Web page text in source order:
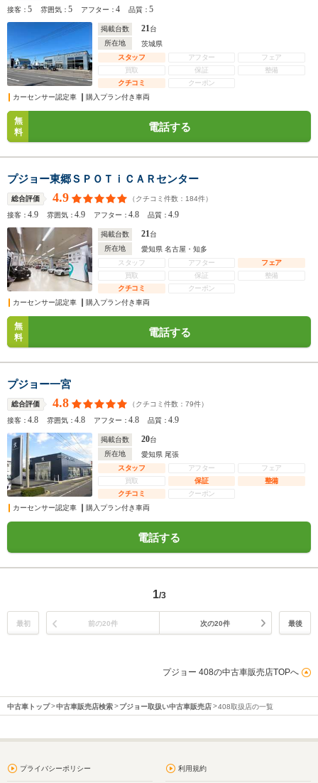
接客：5 雰囲気：5 アフター：4 品質：5
掲載台数 21台
所在地
茨城県
スタッフ
アフター
フェア
買取
保証
整備
クチコミ
クーポン
カーセンサー認定車
購入プラン付き車両
無
料
電話する
プジョー東郷ＳＰＯＴｉＣＡＲセンター
総合評価 4.9 （クチコミ件数： 184件）
接客：4.9 雰囲気：4.9 アフター：4.8 品質：4.9
掲載台数 21台
所在地
愛知県 名古屋・知多
スタッフ
アフター
フェア
買取
保証
整備
クチコミ
クーポン
カーセンサー認定車
購入プラン付き車両
無
料
電話する
プジョー一宮
総合評価 4.8 （クチコミ件数： 79件）
接客：4.8 雰囲気：4.8 アフター：4.8 品質：4.9
掲載台数 20台
所在地
愛知県 尾張
スタッフ
アフター
フェア
買取
保証
整備
クチコミ
クーポン
カーセンサー認定車
購入プラン付き車両
電話する
1/3
最初 前の20件 次の20件 最後
プジョー 408の中古車販売店TOPへ
中古車トップ 中古車販売店検索 プジョー取扱い中古車販売店 408取扱店の一覧
プライバシーポリシー 利用規約